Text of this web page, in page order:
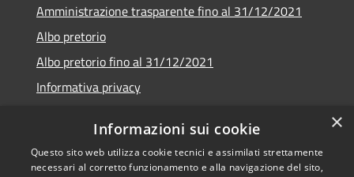
Amministrazione trasparente fino al 31/12/2021
Albo pretorio
Albo pretorio fino al 31/12/2021
Informativa privacy
Dichiarazione di accessibilità
×
Informazioni sui cookie
Questo sito web utilizza cookie tecnici e assimilati strettamente
necessari al corretto funzionamento e alla navigazione del sito,